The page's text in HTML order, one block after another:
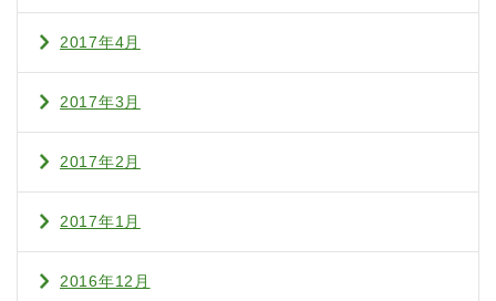
2017年4月
2017年3月
2017年2月
2017年1月
2016年12月